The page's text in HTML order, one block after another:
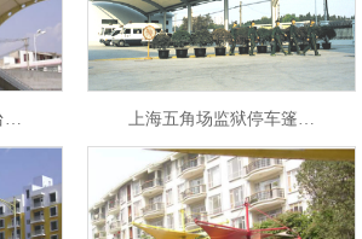
… 上海五角场监狱停车篷…